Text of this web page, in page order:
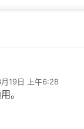
19日 上午6:28
。